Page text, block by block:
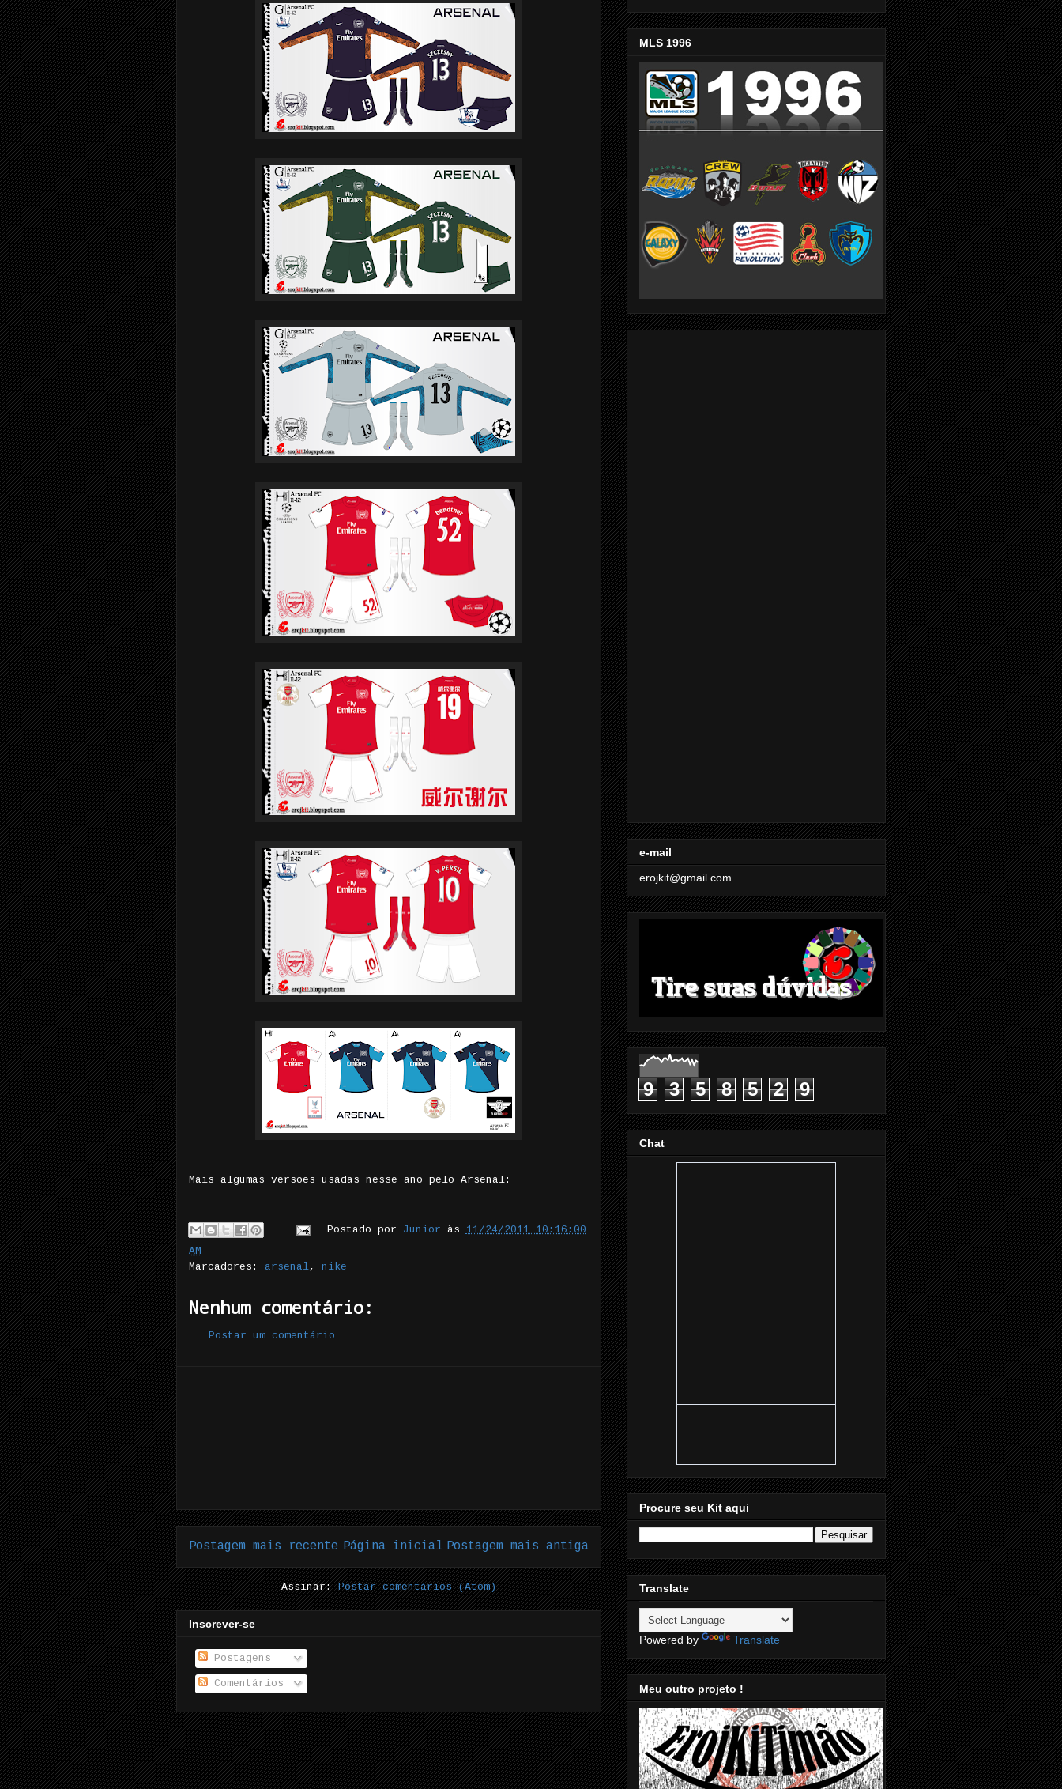
Mais algumas versões usadas nesse ano pelo Arsenal:
Postado por Junior às 11/24/2011 10:16:00
AM
Marcadores: arsenal, nike
Nenhum comentário:
Postar um comentário
Postagem mais recente Postagem mais antiga
Página inicial
Assinar:Postar comentários (Atom)
Inscrever-se
Postagens
Comentários
MLS 1996
e-mail
erojkit@gmail.com
9 3 5 8 5 2 9
Chat
Procure seu Kit aqui
Translate
Powered by Translate
Meu outro projeto !